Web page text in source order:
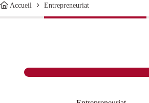
Accueil Entrepreneuriat